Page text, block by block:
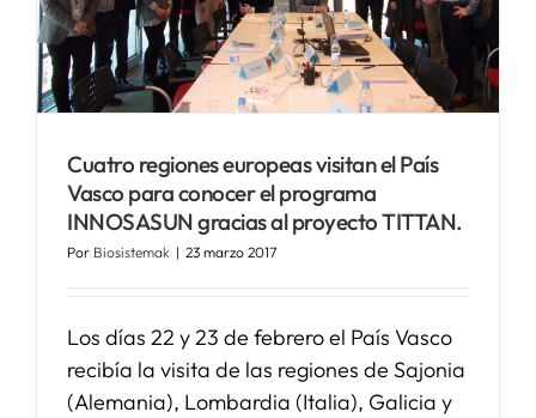
Cuatro regiones europeas visitan el País
Vasco para conocer el programa
INNOSASUN gracias al proyecto TITTAN.
Por Biosistemak | 23 marzo 2017
Los días 22 y 23 de febrero el País Vasco
recibía la visita de las regiones de Sajonia
(Alemania), Lombardia (Italia), Galicia y